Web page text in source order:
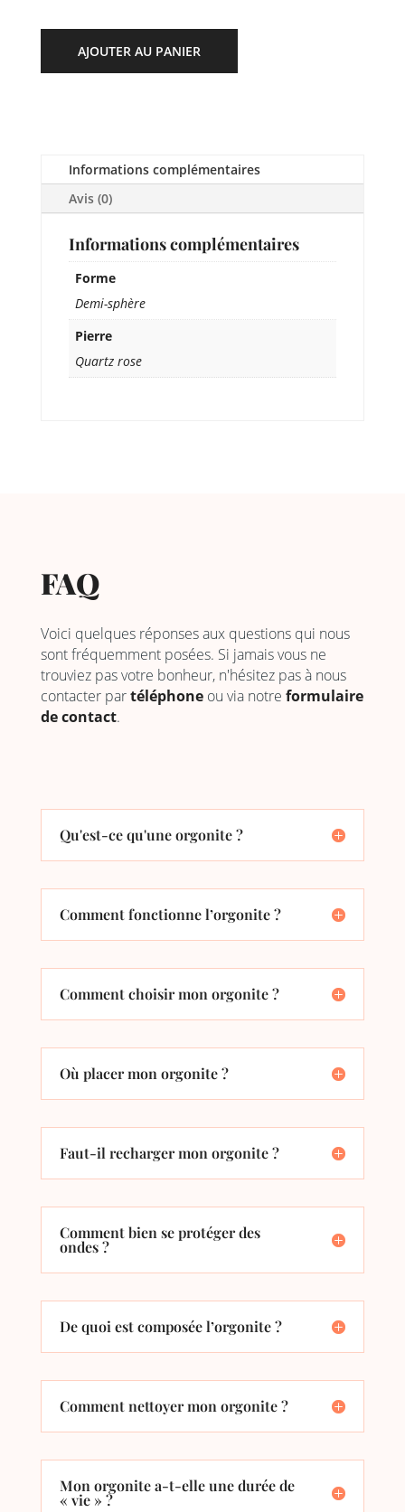
AJOUTER AU PANIER
Informations complémentaires
Avis (0)
Informations complémentaires
Forme
Demi-sphère
Pierre
Quartz rose
FAQ
Voici quelques réponses aux questions qui nous
sont fréquemment posées. Si jamais vous ne
trouviez pas votre bonheur, n'hésitez pas à nous
contacter partéléphoneou via notre formulaire
de contact.
Qu'est-ce qu'une orgonite ?
Comment fonctionne l’orgonite ?
Comment choisir mon orgonite ?
Où placer mon orgonite ?
Faut-il recharger mon orgonite ?
Comment bien se protéger des
ondes ?
De quoi est composée l’orgonite ?
Comment nettoyer mon orgonite ?
Mon orgonite a-t-elle une durée de
« vie » ?